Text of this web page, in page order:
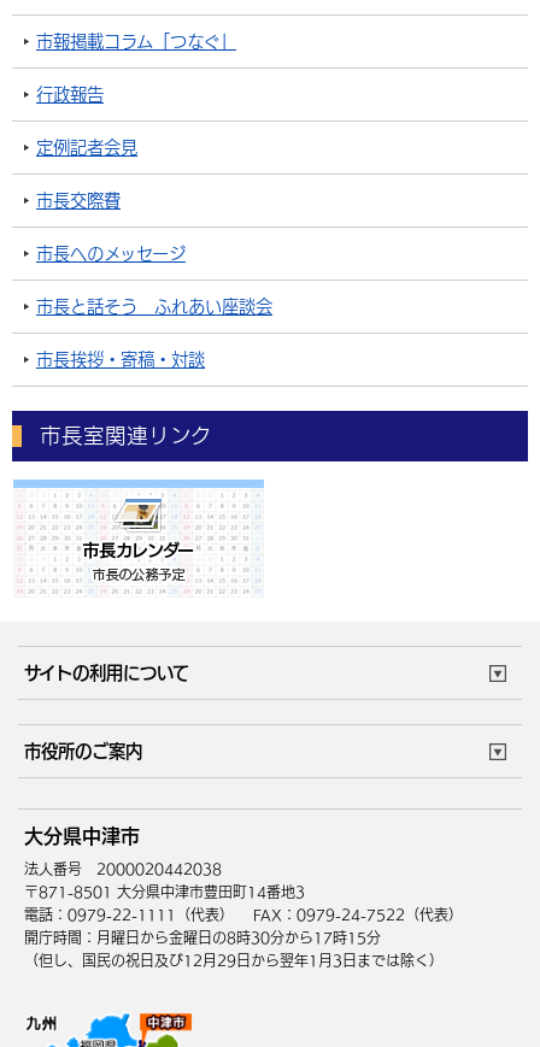
市報掲載コラム「つなぐ」
行政報告
定例記者会見
市長交際費
市長へのメッセージ
市長と話そう ふれあい座談会
市長挨拶・寄稿・対談
市長室関連リンク
サイトの利用について
サイトマップ
市役所のご案内
庁舎地図 組織案内
中津市へのアクセス
大分県中津市
法人番号 2000020442038
〒871-8501 大分県中津市豊田町14番地3
電話：0979-22-1111（代表）
FAX：0979-24-7522（代表）
開庁時間：月曜日から金曜日の8時30分から17時15分
（但し、国民の祝日及び12月29日から翌年1月3日までは除く）